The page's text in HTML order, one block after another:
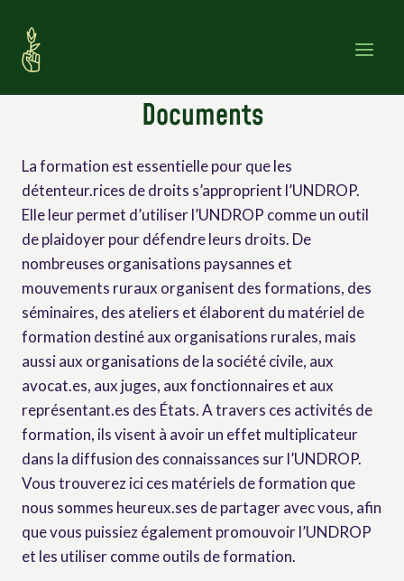
content
Documents
La formation est essentielle pour que les
détenteur.rices de droits s’approprient l’UNDROP.
Elle leur permet d’utiliser l’UNDROP comme un outil
de plaidoyer pour défendre leurs droits. De
nombreuses organisations paysannes et
mouvements ruraux organisent des formations, des
séminaires, des ateliers et élaborent du matériel de
formation destiné aux organisations rurales, mais
aussi aux organisations de la société civile, aux
avocat.es, aux juges, aux fonctionnaires et aux
représentant.es des États. A travers ces activités de
formation, ils visent à avoir un effet multiplicateur
dans la diffusion des connaissances sur l’UNDROP.
Vous trouverez ici ces matériels de formation que
nous sommes heureux.ses de partager avec vous, afin
que vous puissiez également promouvoir l’UNDROP
et les utiliser comme outils de formation.